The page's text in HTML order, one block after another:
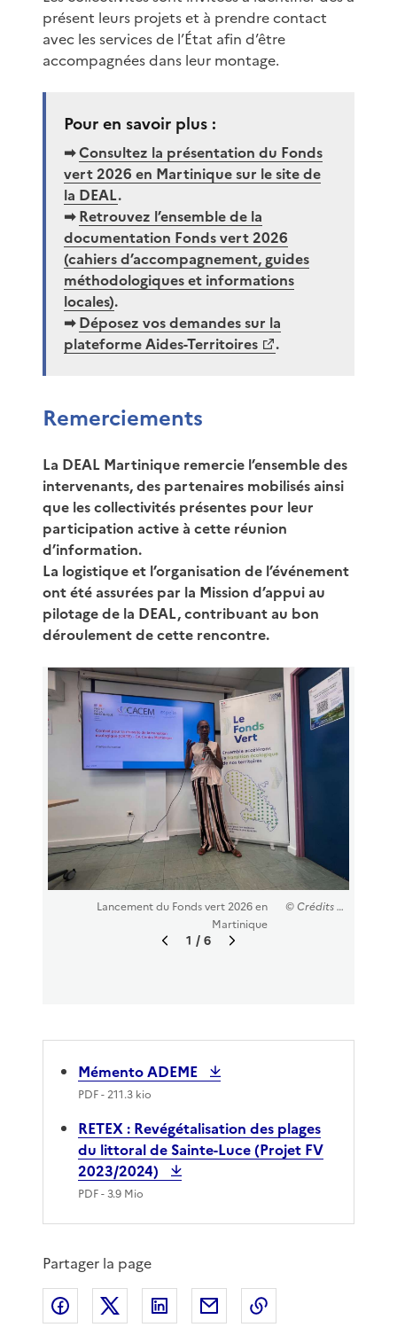
présent leurs projets et à prendre contact
avec les services de l’État afin d’être
accompagnées dans leur montage.
Pour en savoir plus :
➡Consultez la présentation du Fonds
vert 2026 en Martinique sur le site de
la DEAL.
➡Retrouvez l’ensemble de la
documentation Fonds vert 2026
(cahiers d’accompagnement, guides
méthodologiques et informations
locales).
➡Déposez vos demandes sur la
plateforme Aides-Territoires
.
Remerciements
La DEAL Martinique remercie l’ensemble des
intervenants, des partenaires mobilisés ainsi
que les collectivités présentes pour leur
participation active à cette réunion
d’information.
La logistique et l’organisation de l’événement
ont été assurées par la Mission d’appui au
pilotage de la DEAL, contribuant au bon
déroulement de cette rencontre.
Lancement du Fonds vert 2026 en
Martinique
© Crédits : DEAL972
p
r
é
d
e
n
t
1 / 6
s
n
t
Mémento ADEME
PDF- 211.3 kio
RETEX : Revégétalisation des plages
du littoral de Sainte-Luce (Projet FV
2023/2024)
PDF- 3.9 Mio
Partager la page
Partager sur Facebook
Partager sur XPartager sur LinkedIn
Partager par email